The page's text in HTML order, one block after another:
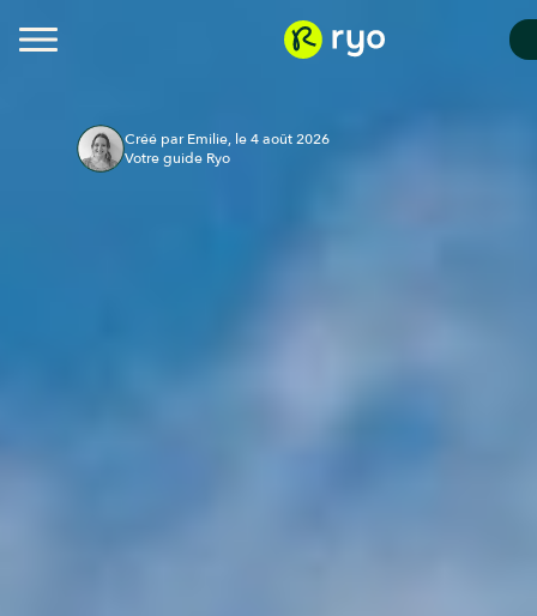
Créé par Emilie, le 4 août 2026
Votre guide Ryo